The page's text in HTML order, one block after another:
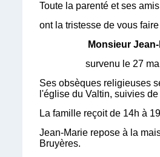
Toute la parenté et ses amis
ont la tristesse de vous
Monsieur
survenu le 27 mai
Ses obsèques religieuses
l'église du Valtin, suivies
La famille reçoit de 14h à
Jean-Marie repose à la
Bruyères.